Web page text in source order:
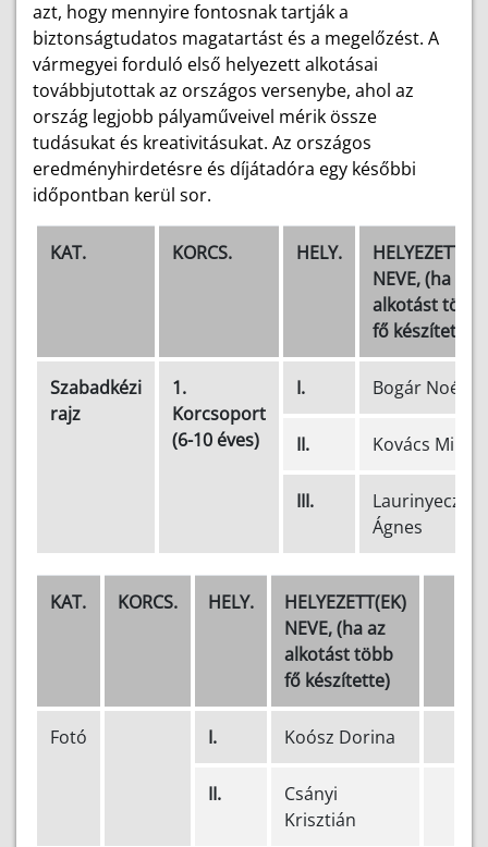
azt, hogy mennyire fontosnak tartják a
biztonságtudatos magatartást és a megelőzést. A
vármegyei forduló első helyezett alkotásai
továbbjutottak az országos versenybe, ahol az
ország legjobb pályaműveivel mérik össze
tudásukat és kreativitásukat. Az országos
eredményhirdetésre és díjátadóra egy későbbi
időpontban kerül sor.
KAT. KORCS. HELY.
NEVE, (ha az
alkotást több
fő készítette)
Szabadkézi
rajz
1.
Korcsoport
(6-10 éves)
I. Bogár Noémi
II. Kovács Mira
III.
Laurinyecz
Ágnes
KAT. KORCS. HELY.
HELYEZETT(EK)
NEVE, (ha az
alkotást több
fő készítette)
Fotó I. Koósz Dorina
II.
Csányi
Krisztián